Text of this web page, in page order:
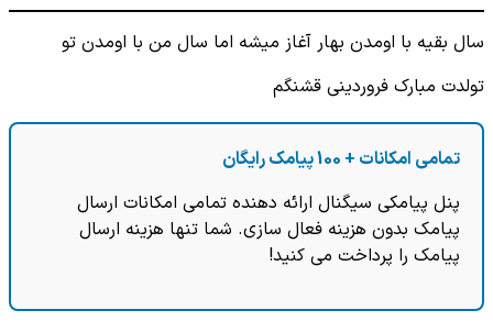
سال بقیه با اومدن بهار آغاز میشه اما سال من با اومدن تو
تولدت مبارک فروردینی قشنگم
تمامی امکانات + 100 پیامک رایگان
پنل پیامکی سیگنال ارائه دهنده تمامی امکانات ارسال
پیامک بدون هزینه فعال سازی. شما تنها هزینه ارسال
پیامک را پرداخت می کنید!